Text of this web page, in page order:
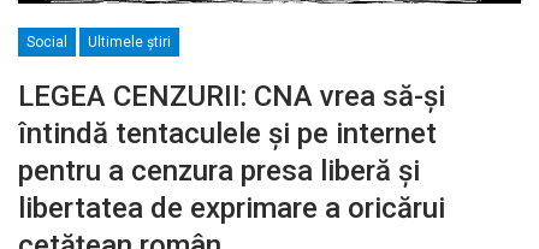
Social Ultimele ştiri
LEGEA CENZURII: CNA vrea să-și
întindă tentaculele și pe internet
pentru a cenzura presa liberă și
libertatea de exprimare a oricărui